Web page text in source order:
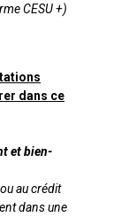
CESU +)
dans ce
et bien-
au crédit
dans une